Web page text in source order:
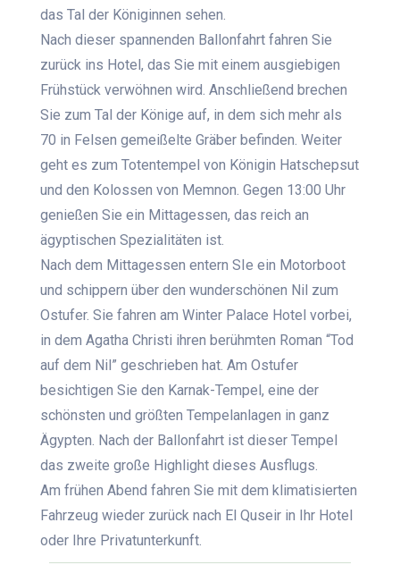
das Tal der Königinnen sehen.
Nach dieser spannenden Ballonfahrt fahren Sie
zurück ins Hotel, das Sie mit einem ausgiebigen
Frühstück verwöhnen wird. Anschließend brechen
Sie zum Tal der Könige auf, in dem sich mehr als
70 in Felsen gemeißelte Gräber befinden. Weiter
geht es zum Totentempel von Königin Hatschepsut
und den Kolossen von Memnon. Gegen 13:00 Uhr
genießen Sie ein Mittagessen, das reich an
ägyptischen Spezialitäten ist.
Nach dem Mittagessen entern SIe ein Motorboot
und schippern über den wunderschönen Nil zum
Ostufer. Sie fahren am Winter Palace Hotel vorbei,
in dem Agatha Christi ihren berühmten Roman “Tod
auf dem Nil” geschrieben hat. Am Ostufer
besichtigen Sie den Karnak-Tempel, eine der
schönsten und größten Tempelanlagen in ganz
Ägypten. Nach der Ballonfahrt ist dieser Tempel
das zweite große Highlight dieses Ausflugs.
Am frühen Abend fahren Sie mit dem klimatisierten
Fahrzeug wieder zurück nach El Quseir in Ihr Hotel
oder Ihre Privatunterkunft.